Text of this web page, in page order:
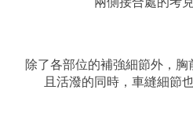
除了各部位的補強細節外，
且活潑的同時，車縫細節